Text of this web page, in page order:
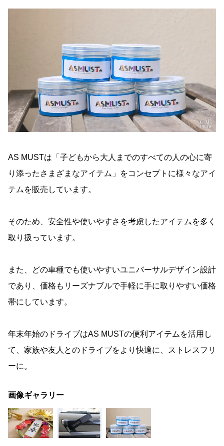
AS MUSTは「子どもから大人までのすべての人の心に寄
り添ったさまざまなアイテム」をコンセプトに様々なアイ
テムを販売しています。
そのため、安全性や使いやすさを考慮したアイテムを多く
取り扱っています。
また、どの車種でも使いやすいユニバーサルデザイン設計
であり、価格もリーズナブルで手軽に手に取りやすい価格
帯にしています。
年末年始のドライブはAS MUSTの便利アイテムを活用し
て、家族や友人とのドライブをより快適に、ストレスフリ
ーに。
画像ギャラリー